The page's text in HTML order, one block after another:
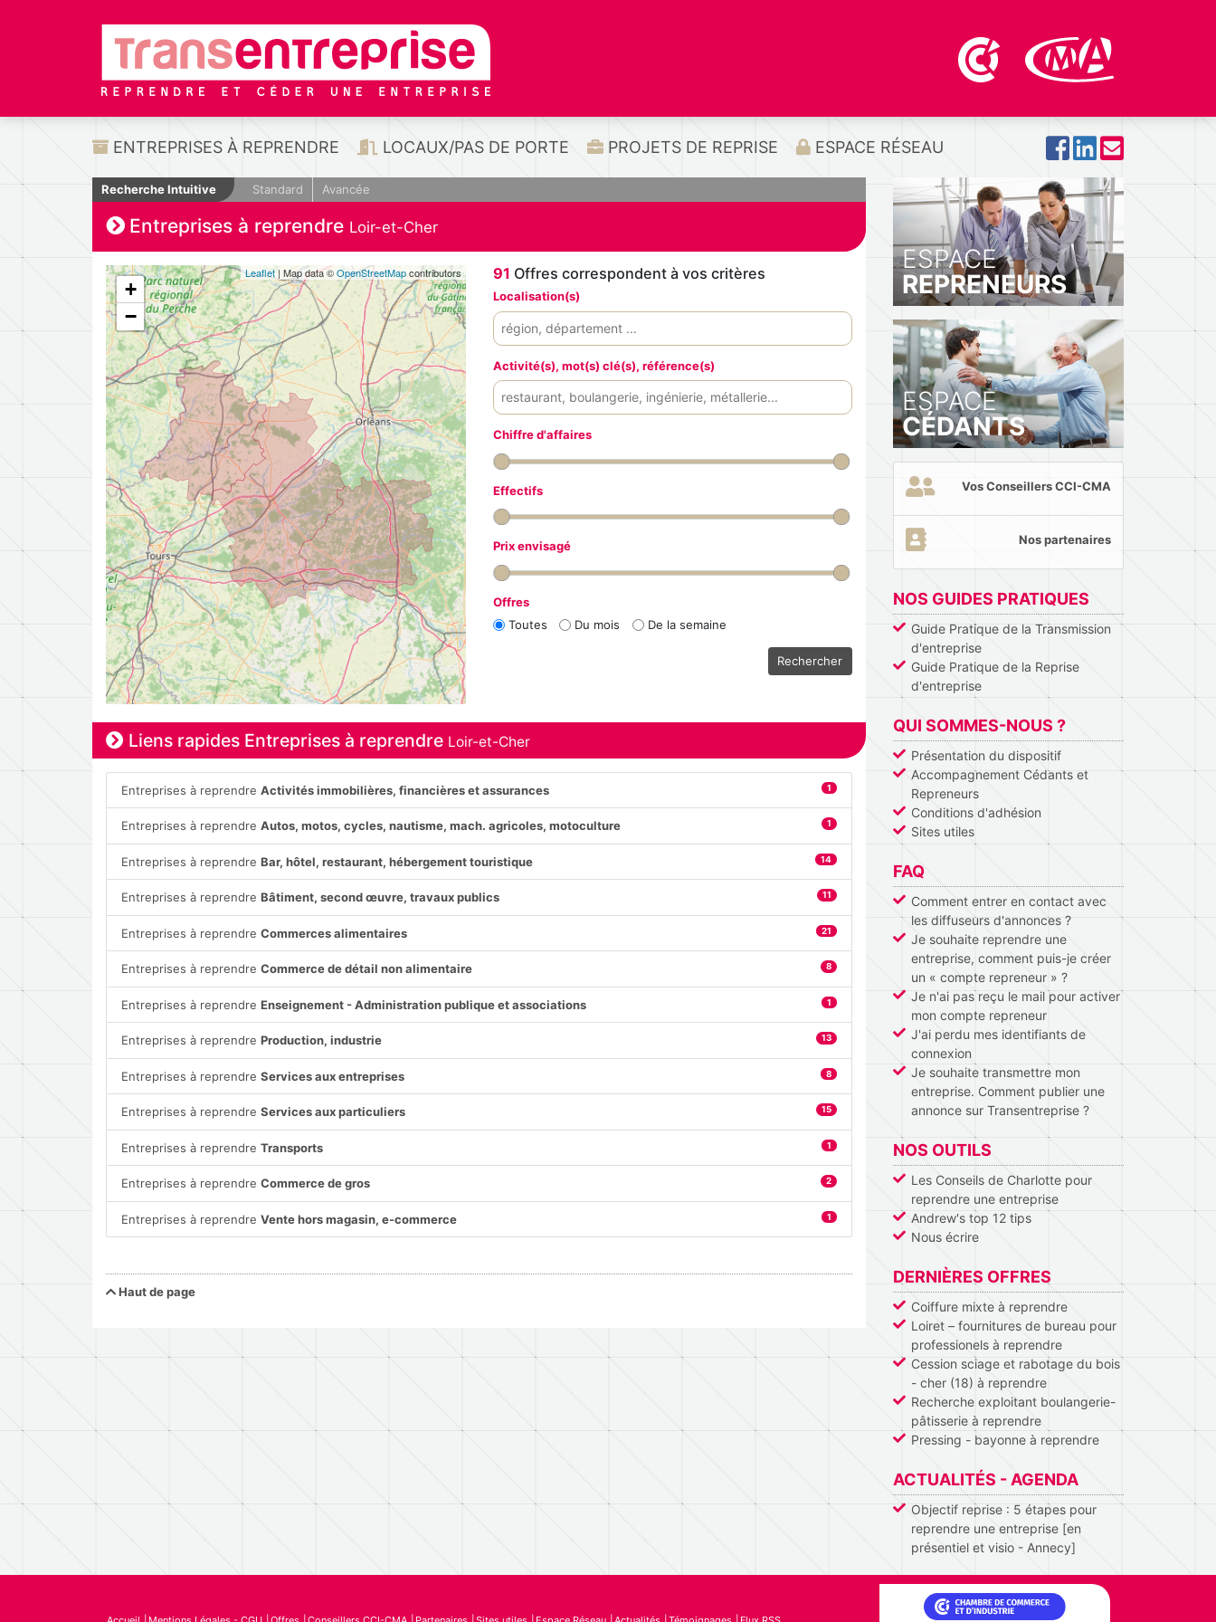
ENTREPRISES À REPRENDRE LOCAUX/PAS DE PORTE PROJETS DE REPRISE ESPACE RÉSEAU
Recherche Intuitive Standard Avancée
Entreprises à reprendre Loir-et-Cher
+
−
Leaflet| Map data ©OpenStreetMapcontributors 91 Offres correspondent à vos critères
Localisation(s)
Activité(s), mot(s) clé(s), référence(s)
Chiffre d'affaires
Effectifs
Prix envisagé
Offres
Toutes
Du mois De la semaine
Rechercher
Liens rapides Entreprises à reprendre Loir-et-Cher
Entreprises à reprendreActivités immobilières, financières et assurances 1
Entreprises à reprendreAutos, motos, cycles, nautisme, mach. agricoles, motoculture 1
Entreprises à reprendreBar, hôtel, restaurant, hébergement touristique 14
Entreprises à reprendreBâtiment, second œuvre, travaux publics 11
Entreprises à reprendreCommerces alimentaires 21
Entreprises à reprendreCommerce de détail non alimentaire 8
Entreprises à reprendreEnseignement - Administration publique et associations 1
Entreprises à reprendreProduction, industrie 13
Entreprises à reprendreServices aux entreprises 8
Entreprises à reprendreServices aux particuliers 15
Entreprises à reprendreTransports 1
Entreprises à reprendreCommerce de gros 2
Entreprises à reprendreVente hors magasin, e-commerce 1
Haut de page
ESPACE
REPRENEURS
ESPACE
CÉDANTS
Vos Conseillers CCI-CMA
Nos partenaires
NOS GUIDES PRATIQUES
Guide Pratique de la Transmission
d'entreprise
Guide Pratique de la Reprise
d'entreprise
QUI SOMMES-NOUS ?
Présentation du dispositif
Accompagnement Cédants et
Repreneurs
Conditions d'adhésion
Sites utiles
FAQ
Comment entrer en contact avec
les diffuseurs d'annonces ?
Je souhaite reprendre une
entreprise, comment puis-je créer
un « compte repreneur » ?
Je n'ai pas reçu le mail pour activer
mon compte repreneur
J'ai perdu mes identifiants de
connexion
Je souhaite transmettre mon
entreprise. Comment publier une
annonce sur Transentreprise ?
NOS OUTILS
Les Conseils de Charlotte pour
reprendre une entreprise
Andrew's top 12 tips
Nous écrire
DERNIÈRES OFFRES
Coiffure mixte à reprendre
Loiret – fournitures de bureau pour
professionels à reprendre
Cession sciage et rabotage du bois
- cher (18) à reprendre
Recherche exploitant boulangerie-
pâtisserie à reprendre
Pressing - bayonne à reprendre
ACTUALITÉS - AGENDA
Objectif reprise : 5 étapes pour
reprendre une entreprise [en
présentiel et visio - Annecy]